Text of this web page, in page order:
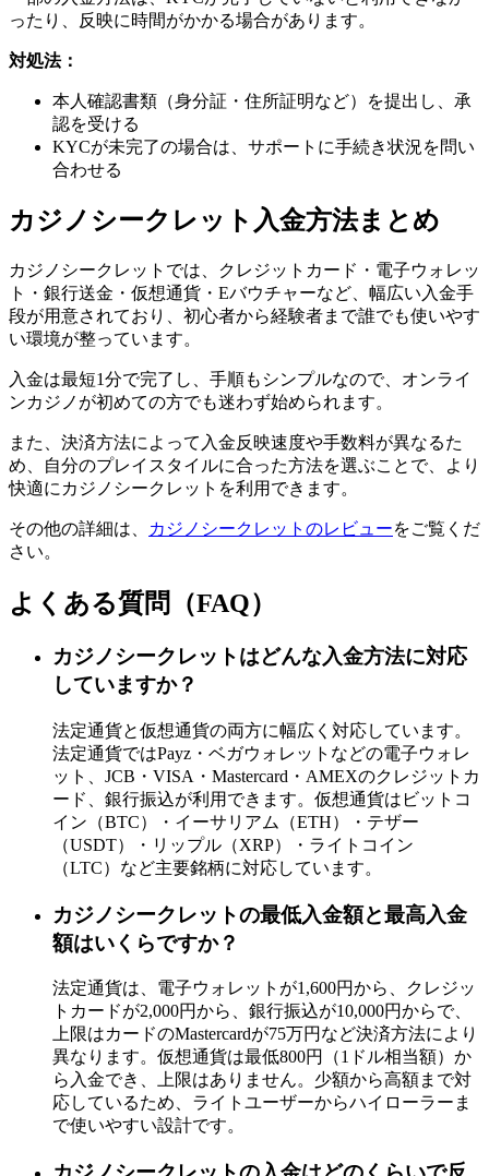
ったり、反映に時間がかかる場合があります。
対処法：
本人確認書類（身分証・住所証明など）を提出し、承
認を受ける
KYCが未完了の場合は、サポートに手続き状況を問い
合わせる
カジノシークレット入金方法まとめ
カジノシークレットでは、クレジットカード・電子ウォレッ
ト・銀行送金・仮想通貨・Eバウチャーなど、幅広い入金手
段が用意されており、初心者から経験者まで誰でも使いやす
い環境が整っています。
入金は最短1分で完了し、手順もシンプルなので、オンライ
ンカジノが初めての方でも迷わず始められます。
また、決済方法によって入金反映速度や手数料が異なるた
め、自分のプレイスタイルに合った方法を選ぶことで、より
快適にカジノシークレットを利用できます。
その他の詳細は、 カジノシークレットのレビューをご覧くだ
さい。
よくある質問（FAQ）
カジノシークレットはどんな入金方法に対応
していますか？
法定通貨と仮想通貨の両方に幅広く対応しています。
法定通貨ではPayz・ベガウォレットなどの電子ウォレ
ット、JCB・VISA・Mastercard・AMEXのクレジットカ
ード、銀行振込が利用できます。仮想通貨はビットコ
イン（BTC）・イーサリアム（ETH）・テザー
（USDT）・リップル（XRP）・ライトコイン
（LTC）など主要銘柄に対応しています。
カジノシークレットの最低入金額と最高入金
額はいくらですか？
法定通貨は、電子ウォレットが1,600円から、クレジッ
トカードが2,000円から、銀行振込が10,000円からで、
上限はカードのMastercardが75万円など決済方法により
異なります。仮想通貨は最低800円（1ドル相当額）か
ら入金でき、上限はありません。少額から高額まで対
応しているため、ライトユーザーからハイローラーま
で使いやすい設計です。